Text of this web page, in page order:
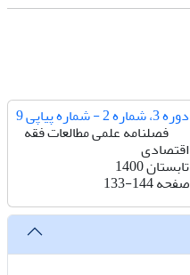
دوره 3، شماره 2 - شماره پیاپی 9
فصلنامه علمی مطالعات فقه
اقتصادی
تابستان 1400
صفحه133-144